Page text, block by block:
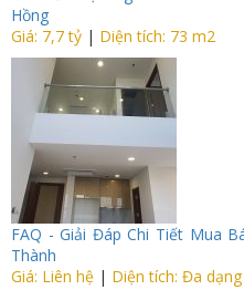
Hồng
Giá: 7,7 tỷ | Diện tích: 73 m2
FAQ - Giải Đáp Chi Tiết Mua
Thành
Giá: Liên hệ | Diện tích: Đa dạng